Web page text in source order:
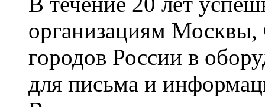
организациям Москвы,
городов России в
для письма и